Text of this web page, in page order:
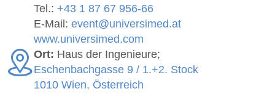
Tel.: +43 1 87 67 956-66
E-Mail: event@universimed.at
www.universimed.com
Ort: Haus der Ingenieure;
Eschenbachgasse 9 / 1.+2. Stock
1010 Wien, Österreich